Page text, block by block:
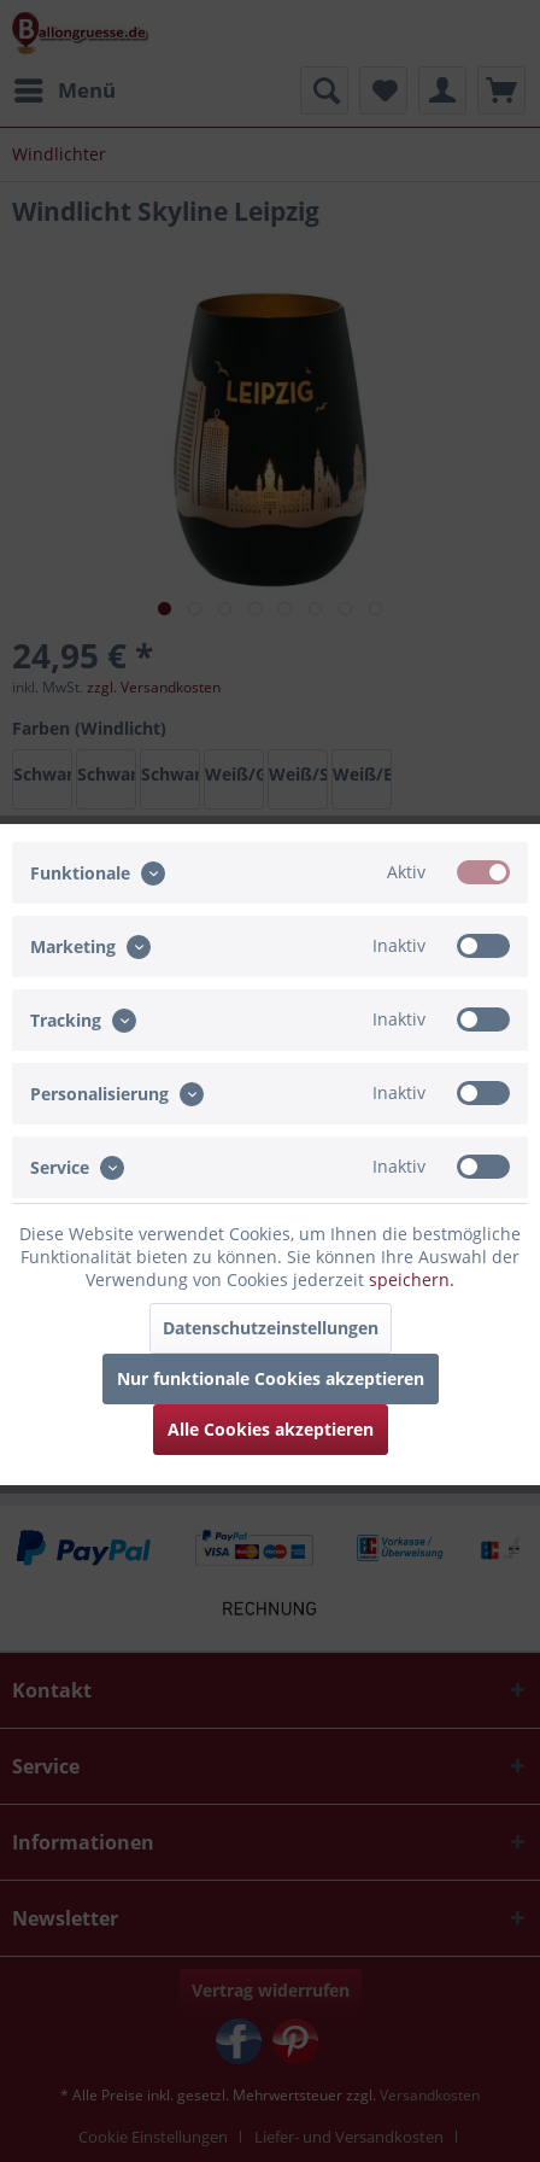
Menü
Windlichter
Windlicht Skyline Leipzig
24,95 € *
inkl. MwSt. zzgl. Versandkosten
Farben (Windlicht)
Schwarz/GoldSchwarz/SilberSchwarz/Bronze
Weiß/GoldWeiß/SilberWeiß/Bronze
Warenkorb
Die perfekte Geschenkidee ist unser Windlicht mit einer
rundum Gravur von der Leipziger Skyline,...mehr
Bewertungen
Bewertungen lesen, schreiben und diskutieren...mehr
Infos zum Hersteller
Folgende Infos zum Hersteller sind verfübar......mehr
6
Kunden kauften auch
Kontakt
Service
Informationen
Newsletter
Vertrag widerrufen
* Alle Preise inkl. gesetzl. Mehrwertsteuer zzgl. Versandkosten
Cookie Einstellungen Liefer- und Versandkosten
Funktionale Aktiv
Marketing Inaktiv
Tracking Inaktiv
Personalisierung Inaktiv
Service Inaktiv
Diese Website verwendet Cookies, um Ihnen die bestmögliche
Funktionalität bieten zu können. Sie können Ihre Auswahl der
Verwendung von Cookies jederzeit speichern.
Datenschutzeinstellungen
Nur funktionale Cookies akzeptieren
Alle Cookies akzeptieren